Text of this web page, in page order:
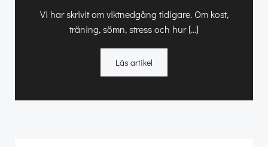
Vi har skrivit om viktnedgång tidigare. Om kost,
träning, sömn, stress och hur […]
Läs artikel